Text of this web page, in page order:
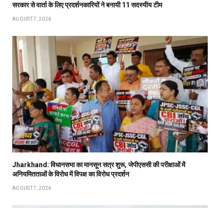
सरकार से वार्ता के लिए प्रदर्शनकारियों ने बनायी 11 सदस्यीय टीम
AUGUST 7, 2026
Jharkhand: विधानसभा का मानसून सत्र शुरू, जेपीएससी की परीक्षाओं में
अनियमितताओं के विरोध में विपक्ष का विरोध प्रदर्शन
AUGUST 7, 2026